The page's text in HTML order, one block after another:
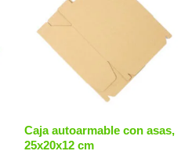
Caja autoarmable con asas,
25x20x12 cm